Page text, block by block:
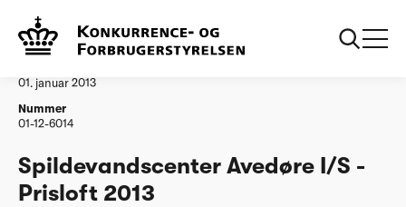
Vandtilsyn
01. januar 2013
Nummer
01-12-6014
Spildevandscenter Avedøre I/S -
Prisloft 2013